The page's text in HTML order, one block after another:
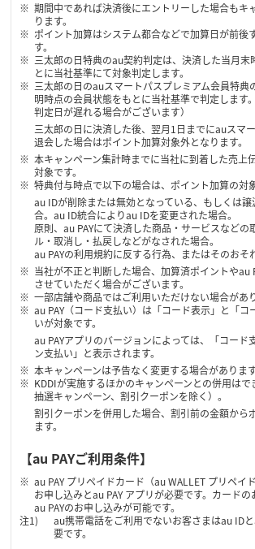
期間中であれば決済後にエントリーした場合もキ
ります。
ポイント加算はシステム都合などで加算日が前後
す。
三太郎の日特典のau契約判定は、決済した当月末
とに当社基準にて対象判定します。
三太郎の日のauスマートパスプレミアム会員特典
明時点の会員状態をもとに当社基準で判定します
判定日が遅れる場合がございます）
三太郎の日に決済した後、翌月1日までにauスマ
退会した場合はポイント加算対象外となります。
本キャンペーン集計時までに当社に到着した売上
対象です。
特典付与時点で以下の場合は、ポイント加算の対
au IDが削除または無効となっている、もしくは
合。au ID統合によりau IDを変更された場合。
原則、au PAYにて決済した商品・サービスなどの
ル・取消し・払戻しなどがなされた場合。
au PAYの利用規約に反する行為、またはそのおそ
当社が不正と判断した場合、加算済ポイントやau
させていただく場合がございます。
一部店舗や商品ではご利用いただけない場合があり
au PAY（コード支払い）は「コード表示」と「コ
いが対象です。
au PAYアプリのバージョンによっては、「コード
ン支払い」と表示されます。
本キャンペーンは予告なく変更する場合があります
KDDIが実施するほかのキャンペーンとの併用はで
抽選キャンペーン、割引クーポンを除く）。
割引クーポンを併用した場合、割引前の金額から
ます。
【au PAYご利用条件】
au PAY プリペイドカード（au WALLET プリペイ
お申し込みとau PAY アプリが必要です。カード
au PAYのお申し込みが可能です。
au携帯電話をご利用でないお客さまはau ID
要です。